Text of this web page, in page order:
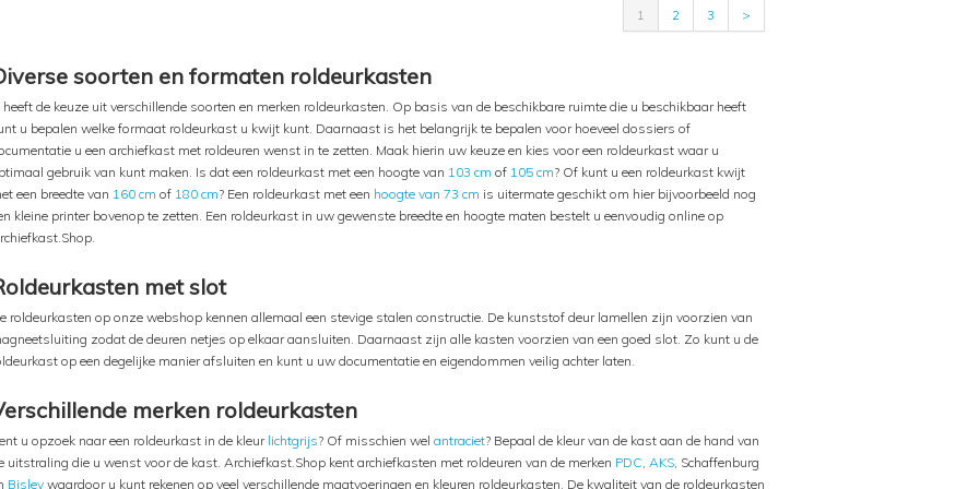
1 2 3 >
soorten en formaten roldeurkasten
heeft de keuze uit verschillende soorten en merken roldeurkasten. Op basis van de beschikbare ruimte die u beschikbaar heeft
u bepalen welke formaat roldeurkast u kwijt kunt. Daarnaast is het belangrijk te bepalen voor hoeveel dossiers of
u een archiefkast met roldeuren wenst in te zetten. Maak hierin uw keuze en kies voor een roldeurkast waar u
gebruik van kunt maken. Is dat een roldeurkast met een hoogte van 103 cm of 105 cm? Of kunt u een roldeurkast kwijt
een breedte van 160 cm of 180 cm? Een roldeurkast met een hoogte van 73 cm is uitermate geschikt om hier bijvoorbeeld nog
kleine printer bovenop te zetten. Een roldeurkast in uw gewenste breedte en hoogte maten bestelt u eenvoudig online op
met slot
roldeurkasten op onze webshop kennen allemaal een stevige stalen constructie. De kunststof deur lamellen zijn voorzien van
zodat de deuren netjes op elkaar aansluiten. Daarnaast zijn alle kasten voorzien van een goed slot. Zo kunt u de
op een degelijke manier afsluiten en kunt u uw documentatie en eigendommen veilig achter laten.
merken roldeurkasten
u opzoek naar een roldeurkast in de kleurlichtgrijs? Of misschien wel antraciet? Bepaal de kleur van de kast aan de hand van
uitstraling die u wenst voor de kast. Archiefkast.Shop kent archiefkasten met roldeuren van de merken PDC, AKS, Schaffenburg
Bisley waardoor u kunt rekenen op veel verschillende maatvoeringen en kleuren roldeurkasten. De kwaliteit van de roldeurkasten